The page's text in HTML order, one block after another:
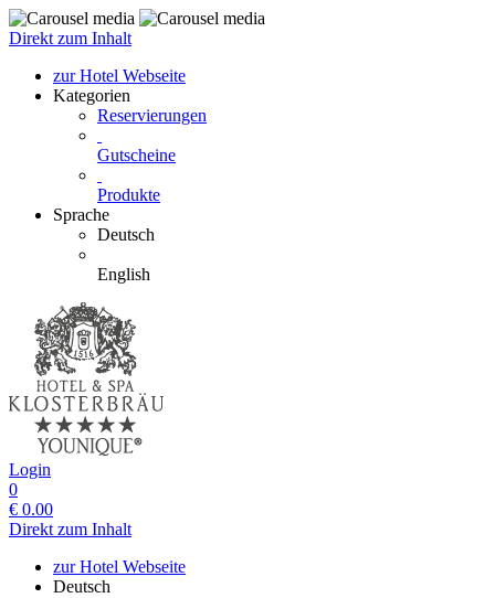
Direkt zum Inhalt
zur Hotel Webseite
Kategorien
Reservierungen
Gutscheine
Produkte
Sprache
Deutsch
English
Login
0
€ 0.00
Direkt zum Inhalt
zur Hotel Webseite
Deutsch